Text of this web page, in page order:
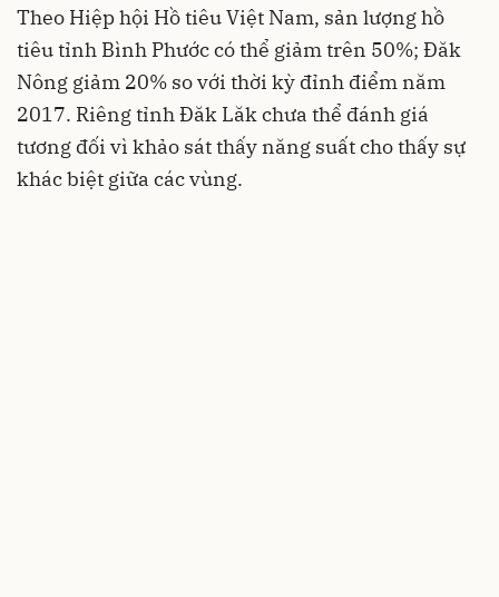
Theo Hiệp hội Hồ tiêu Việt Nam, sản lượng hồ
tiêu tỉnh Bình Phước có thể giảm trên 50%; Đăk
Nông giảm 20% so với thời kỳ đỉnh điểm năm
2017. Riêng tỉnh Đăk Lăk chưa thể đánh giá
tương đối vì khảo sát thấy năng suất cho thấy sự
khác biệt giữa các vùng.